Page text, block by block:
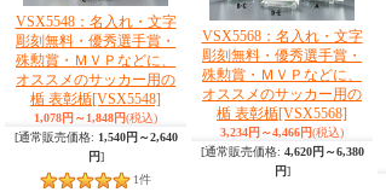
VSX5548：名入れ・文字
彫刻無料・優秀選手賞・
殊勲賞・ＭＶＰなどに、
オススメのサッカー用の
楯 表彰楯[VSX5548]
1,078円～1,848円(税込)
[通常販売価格: 1,540円～2,640
円]
1件
VSX5568：名入れ・文字
彫刻無料・優秀選手賞・
殊勲賞・ＭＶＰなどに、
オススメのサッカー用の
楯 表彰楯[VSX5568]
3,234円～4,466円(税込)
[通常販売価格: 4,620円～6,380
円]